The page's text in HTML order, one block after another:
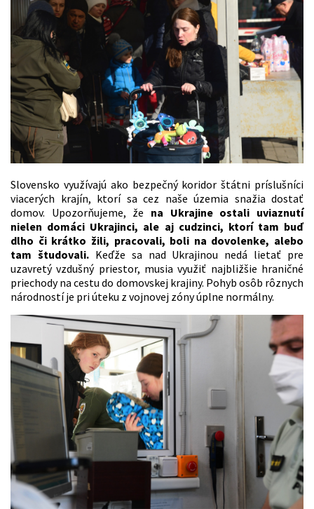
Slovensko využívajú ako bezpečný koridor štátni príslušníci
viacerých krajín, ktorí sa cez naše územia snažia dostať
domov. Upozorňujeme, že na Ukrajine ostali uviaznutí
nielen domáci Ukrajinci, ale aj cudzinci, ktorí tam buď
dlho či krátko žili, pracovali, boli na dovolenke, alebo
tam študovali.Keďže sa nad Ukrajinou nedá lietať pre
uzavretý vzdušný priestor, musia využiť najbližšie hraničné
priechody na cestu do domovskej krajiny. Pohyb osôb rôznych
národností je pri úteku z vojnovej zóny úplne normálny.